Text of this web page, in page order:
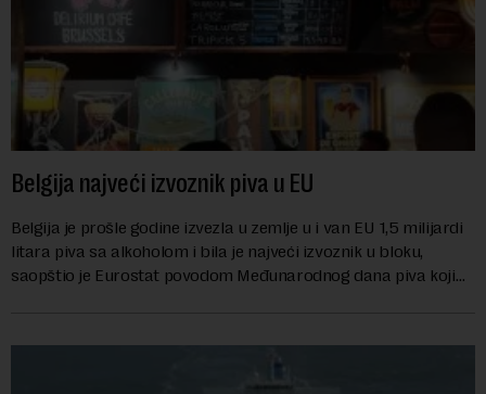
Belgija najveći izvoznik piva u EU
Belgija je prošle godine izvezla u zemlje u i van EU 1,5 milijardi
litara piva sa alkoholom i bila je najveći izvoznik u bloku,
saopštio je Eurostat povodom Međunarodnog dana piva koji